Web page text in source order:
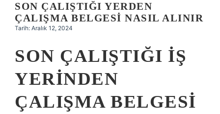
Hakkımızda
SON ÇALIŞTIĞI YERDEN
ÇALIŞMA BELGESI NASIL ALINIR
Tarih: Aralık 12, 2024
SON ÇALIŞTIĞI IŞ
YERINDEN
ÇALIŞMA BELGESI